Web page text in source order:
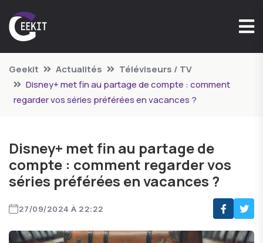
Geekit Actualités
Téléviseurs / TV
Disney+ met fin au partage de compte : comment
regarder vos séries préférées en vacances ?
Disney+ met fin au partage de
compte : comment regarder vos
séries préférées en vacances ?
27/09/2024 À 22:22